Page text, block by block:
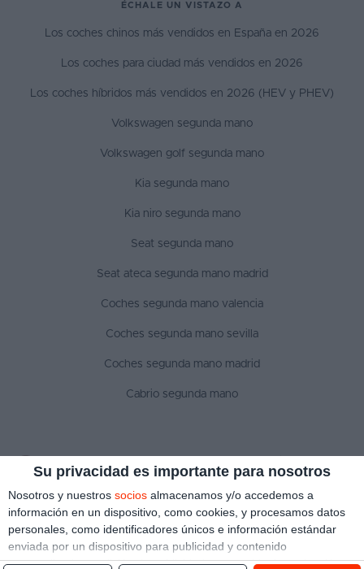
Su privacidad es importante para nosotros
Nosotros y nuestros socios almacenamos y/o accedemos a
información en un dispositivo, como cookies, y procesamos datos
personales, como identificadores únicos e información estándar
enviada por un dispositivo para publicidad y contenido
personalizado, medición de publicidad y contenido, investigación
ÉCHALE UN VISTAZO A
Los coches chinos más vendidos en España en 2026
Los coches para ciudad más vendidos en 2026
Los coches híbridos más vendidos en 2026 (HEV y PHEV)
Volkswagen segunda mano
Volkswagen golf segunda mano
Kia segunda mano
Kia niro segunda mano
Seat segunda mano
Seat ateca segunda mano madrid
Coches segunda mano valencia
Coches segunda mano sevilla
Coches segunda mano madrid
Cabrio segunda mano
SÍGUENOS
Copyright © 2022 ¿Qué coche me compro?. Todos los derechos reservados